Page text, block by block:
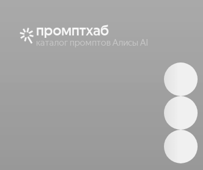
промптхаб
каталог промптов Алисы AI